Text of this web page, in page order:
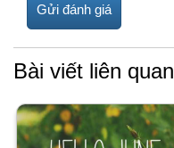
Bài viết liên quan